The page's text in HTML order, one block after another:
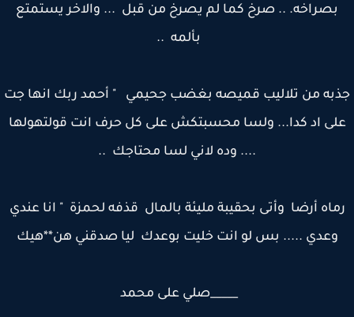
بصراخه. .. صرخ كما لم يصرخ من قبل ... والاخر يستمتع
بألمه ..
من تلاليب قميصه بغضب جحيمي " أحمد ربك انها جت
اد كدا... ولسا محسبتكش على كل حرف انت قولتهولها
.... وده لاني لسا محتاجك ..
أرضا وأتى بحقيبة مليئة بالمال قذفه لحمزة " انا عندي
وعدي ..... بس لو انت خليت بوعدك ليا صدقني هن**هيك
_____صلي على محمد